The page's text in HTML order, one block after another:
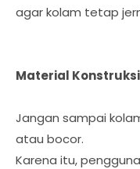
agar kolam tetap
Material
Jangan sampai
atau bocor.
Karena itu,